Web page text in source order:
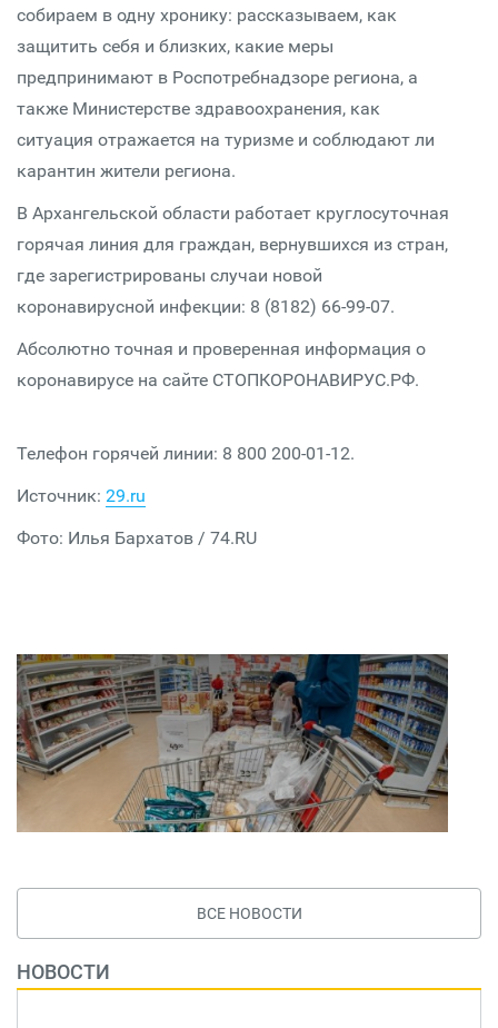
собираем в одну хронику: рассказываем, как
защитить себя и близких, какие меры
предпринимают в Роспотребнадзоре региона, а
также Министерстве здравоохранения, как
ситуация отражается на туризме и соблюдают ли
карантин жители региона.
В Архангельской области работает круглосуточная
горячая линия для граждан, вернувшихся из стран,
где зарегистрированы случаи новой
коронавирусной инфекции: 8 (8182) 66-99-07.
Абсолютно точная и проверенная информация о
коронавирусе на сайте СТОПКОРОНАВИРУС.РФ.
Телефон горячей линии: 8 800 200-01-12.
Источник: 29.ru
Фото: Илья Бархатов / 74.RU
ВСЕ НОВОСТИ
НОВОСТИ